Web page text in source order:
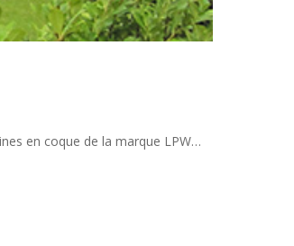
en coque de la marque LPW…